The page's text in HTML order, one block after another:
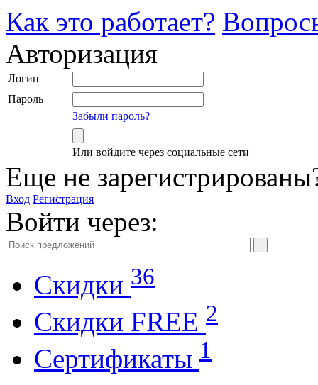
Как это работает?
Авторизация
Логин
Пароль
Забыли пароль?
Или войдите через социальные сети
Еще не
Вход Регистрация
Войти через:
Скидки 36
Cкидки FREE 2
Cертификаты 1